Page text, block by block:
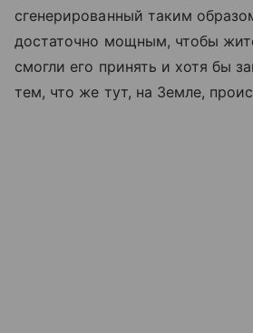
сгенерированный таким
достаточно мощным, чтобы
смогли его принять и хотя бы
тем, что же тут, на Земле,